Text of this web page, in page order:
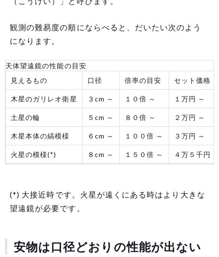
観測の難易度の順にならべると、だいたい次のよう
になります。
天体望遠鏡の性能の目安
見えるもの
口径 倍率の目安 セット価格
木星のガリレオ衛星 ３cm ～ １０倍 ～ １万円 ～
土星の輪 ５cm ～ ８０倍 ～ ２万円 ～
木星本体の縞模様 ６cm ～ １００倍 ～ ３万円 ～
火星の模様(*) ８cm ～ １５０倍 ～ ４万５千円
(*) 大接近時です。火星が遠くにある時はより大きな
望遠鏡が必要です。
安物は口径どおりの性能が出ない